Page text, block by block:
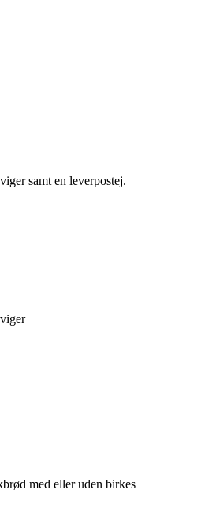
samt en leverpostej.
med eller uden birkes